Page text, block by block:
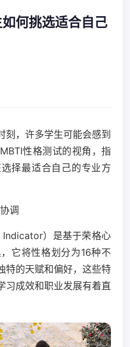
何挑选适合自己
刻，许多学生可能会感到
性格测试的视角，指
择最适合自己的专业方
调
）是基于荣格心
它将性格划分为16种不
特的天赋和偏好，这些特
习成效和职业发展有着直